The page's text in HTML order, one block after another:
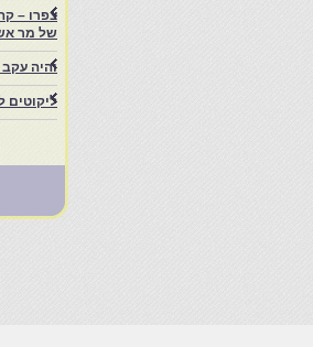
של מר
והיה